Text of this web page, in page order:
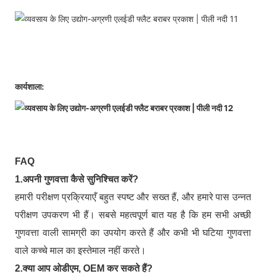
कार्यशाला:
FAQ
1.अपनी गुणवत्ता कैसे सुनिश्चित करें?
हमारी परीक्षण प्रक्रियाएँ बहुत स्पष्ट और सख्त हैं, और हमारे पास उन्नत
परीक्षण उपकरण भी हैं। सबसे महत्वपूर्ण बात यह है कि हम सभी अच्छी
गुणवत्ता वाली सामग्री का उपयोग करते हैं और कभी भी घटिया गुणवत्ता
वाले कच्चे माल का इस्तेमाल नहीं करते।
2.क्या आप ओडीएम, OEM कर सकते हैं?